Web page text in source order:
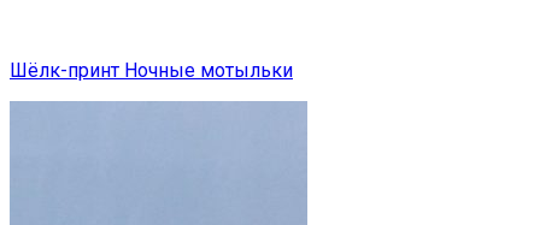
Шёлк-принт Ночные мотыльки